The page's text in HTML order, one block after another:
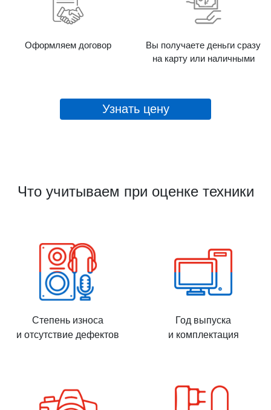
Оформляем договор
Вы получаете деньги сразу
на карту или наличными
Узнать цену
Что учитываем при оценке техники
Степень износа
и отсутствие дефектов
Год выпуска
и комплектация